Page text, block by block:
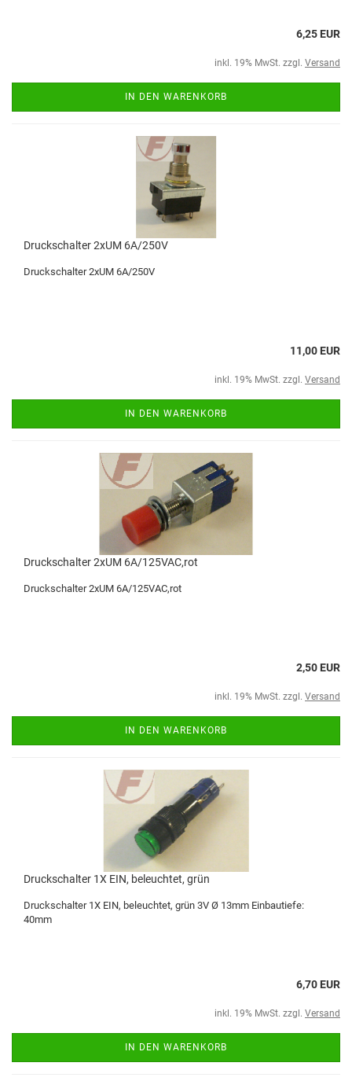
6,25 EUR
inkl. 19% MwSt. zzgl. Versand
IN DEN WARENKORB
Druckschalter 2xUM 6A/250V
Druckschalter 2xUM 6A/250V
11,00 EUR
inkl. 19% MwSt. zzgl. Versand
IN DEN WARENKORB
Druckschalter 2xUM 6A/125VAC,rot
Druckschalter 2xUM 6A/125VAC,rot
2,50 EUR
inkl. 19% MwSt. zzgl. Versand
IN DEN WARENKORB
Druckschalter 1X EIN, beleuchtet, grün
Druckschalter 1X EIN, beleuchtet, grün 3V Ø 13mm Einbautiefe:
40mm
6,70 EUR
inkl. 19% MwSt. zzgl. Versand
IN DEN WARENKORB